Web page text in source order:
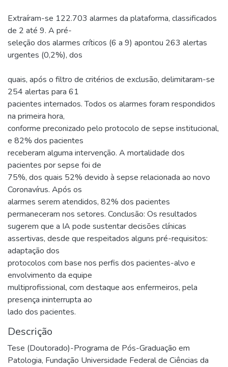
Extraíram-se 122.703 alarmes da plataforma, classificados
de 2 até 9. A pré-
seleção dos alarmes críticos (6 a 9) apontou 263 alertas
urgentes (0,2%), dos
quais, após o filtro de critérios de exclusão, delimitaram-se
254 alertas para 61
pacientes internados. Todos os alarmes foram respondidos
na primeira hora,
conforme preconizado pelo protocolo de sepse institucional,
e 82% dos pacientes
receberam alguma intervenção. A mortalidade dos
pacientes por sepse foi de
75%, dos quais 52% devido à sepse relacionada ao novo
Coronavírus. Após os
alarmes serem atendidos, 82% dos pacientes
permaneceram nos setores. Conclusão: Os resultados
sugerem que a IA pode sustentar decisões clínicas
assertivas, desde que respeitados alguns pré-requisitos:
adaptação dos
protocolos com base nos perfis dos pacientes-alvo e
envolvimento da equipe
multiprofissional, com destaque aos enfermeiros, pela
presença ininterrupta ao
lado dos pacientes.
Descrição
Tese (Doutorado)-Programa de Pós-Graduação em
Patologia, Fundação Universidade Federal de Ciências da